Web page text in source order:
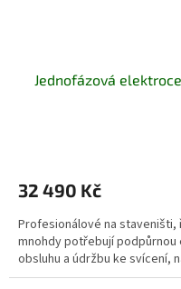
Jednofázová
32 490 Kč
Profesionálové na
mnohdy potřebují
obsluhu a údržbu ke svícení,